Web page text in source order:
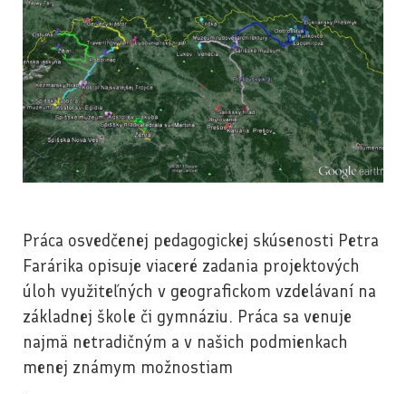
Práca osvedčenej pedagogickej skúsenosti Petra
Farárika opisuje viaceré zadania projektových
úloh využiteľných v geografickom vzdelávaní na
základnej škole či gymnáziu. Práca sa venuje
najmä netradičným a v našich podmienkach
menej známym možnostiam